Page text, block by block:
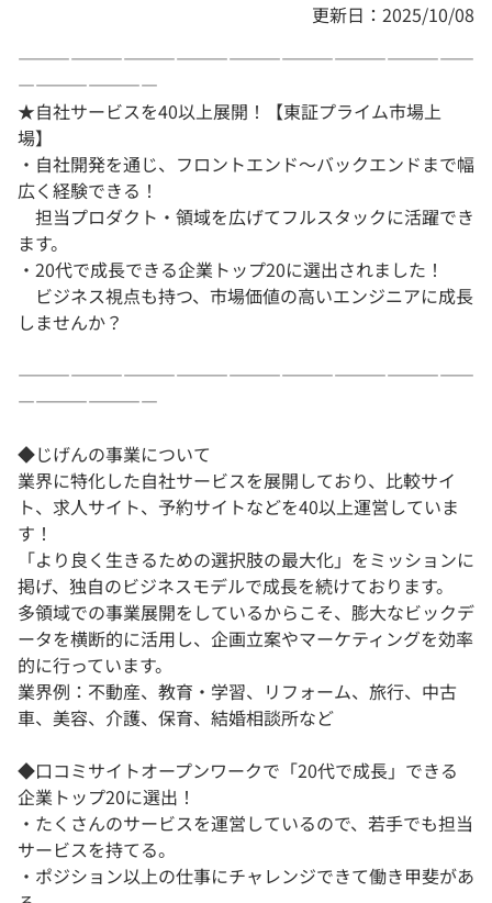
更新日：2025/10/08
――――――――――――――――――――――――――
――――――――
★自社サービスを40以上展開！【東証プライム市場上
場】
・自社開発を通じ、フロントエンド～バックエンドまで幅
広く経験できる！
担当プロダクト・領域を広げてフルスタックに活躍でき
ます。
・20代で成長できる企業トップ20に選出されました！
ビジネス視点も持つ、市場価値の高いエンジニアに成長
しませんか？
――――――――――――――――――――――――――
――――――――
◆じげんの事業について
業界に特化した自社サービスを展開しており、比較サイ
ト、求人サイト、予約サイトなどを40以上運営していま
す！
「より良く生きるための選択肢の最大化」をミッションに
掲げ、独自のビジネスモデルで成長を続けております。
多領域での事業展開をしているからこそ、膨大なビックデ
ータを横断的に活用し、企画立案やマーケティングを効率
的に行っています。
業界例：不動産、教育・学習、リフォーム、旅行、中古
車、美容、介護、保育、結婚相談所など
◆口コミサイトオープンワークで「20代で成長」できる
企業トップ20に選出！
・たくさんのサービスを運営しているので、若手でも担当
サービスを持てる。
・ポジション以上の仕事にチャレンジできて働き甲斐があ